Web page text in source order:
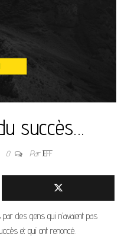
succès…
0 ParJEFF
des gens qui n’avaient pas
et qui ont renoncé.